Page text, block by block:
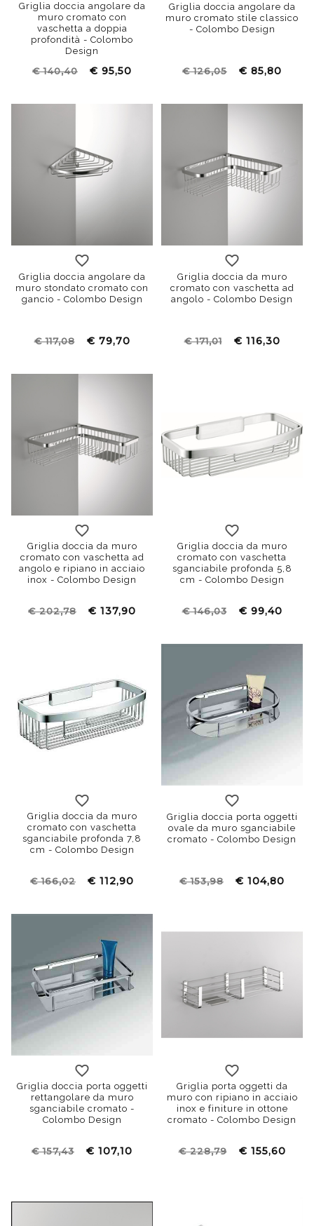
Griglia doccia angolare da
muro cromato con
vaschetta a doppia
profondità - Colombo
Design
€ 140,40 € 95,50
Griglia doccia angolare da
muro cromato stile classico
- Colombo Design
€ 126,05 € 85,80
Griglia doccia angolare da
muro stondato cromato con
gancio - Colombo Design
€ 117,08 € 79,70
Griglia doccia da muro
cromato con vaschetta ad
angolo - Colombo Design
€ 171,01 € 116,30
Griglia doccia da muro
cromato con vaschetta ad
angolo e ripiano in acciaio
inox - Colombo Design
€ 202,78 € 137,90
Griglia doccia da muro
cromato con vaschetta
sganciabile profonda 5,8
cm - Colombo Design
€ 146,03 € 99,40
Griglia doccia da muro
cromato con vaschetta
sganciabile profonda 7,8
cm - Colombo Design
€ 166,02 € 112,90
Griglia doccia porta oggetti
ovale da muro sganciabile
cromato - Colombo Design
€ 153,98 € 104,80
Griglia doccia porta oggetti
rettangolare da muro
sganciabile cromato -
Colombo Design
€ 157,43 € 107,10
Griglia porta oggetti da
muro con ripiano in acciaio
inox e finiture in ottone
cromato - Colombo Design
€ 228,79 € 155,60